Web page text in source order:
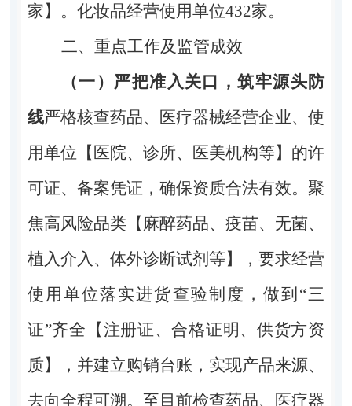
家】。化妆品经营使用单位432家。
二、重点工作及监管成效
（一）严把准入关口，筑牢源头防
线严格核查药品、医疗器械经营企业、使
用单位 【医院、诊所、医美机构等】 的许
可证、备案凭证，确保资质合法有效。聚
焦高风险品类【麻醉药品、疫苗、无菌、
植入介入、体外诊断试剂等】
，要求经营
使用单位落实进货查验制度，做到“三
证”齐全 【注册证、合格证明、供货方资
质】
，并建立购销台账，实现产品来源、
去向全程可溯。至目前检查药品、医疗器